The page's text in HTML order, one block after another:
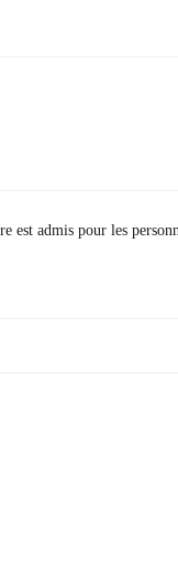
est admis pour les